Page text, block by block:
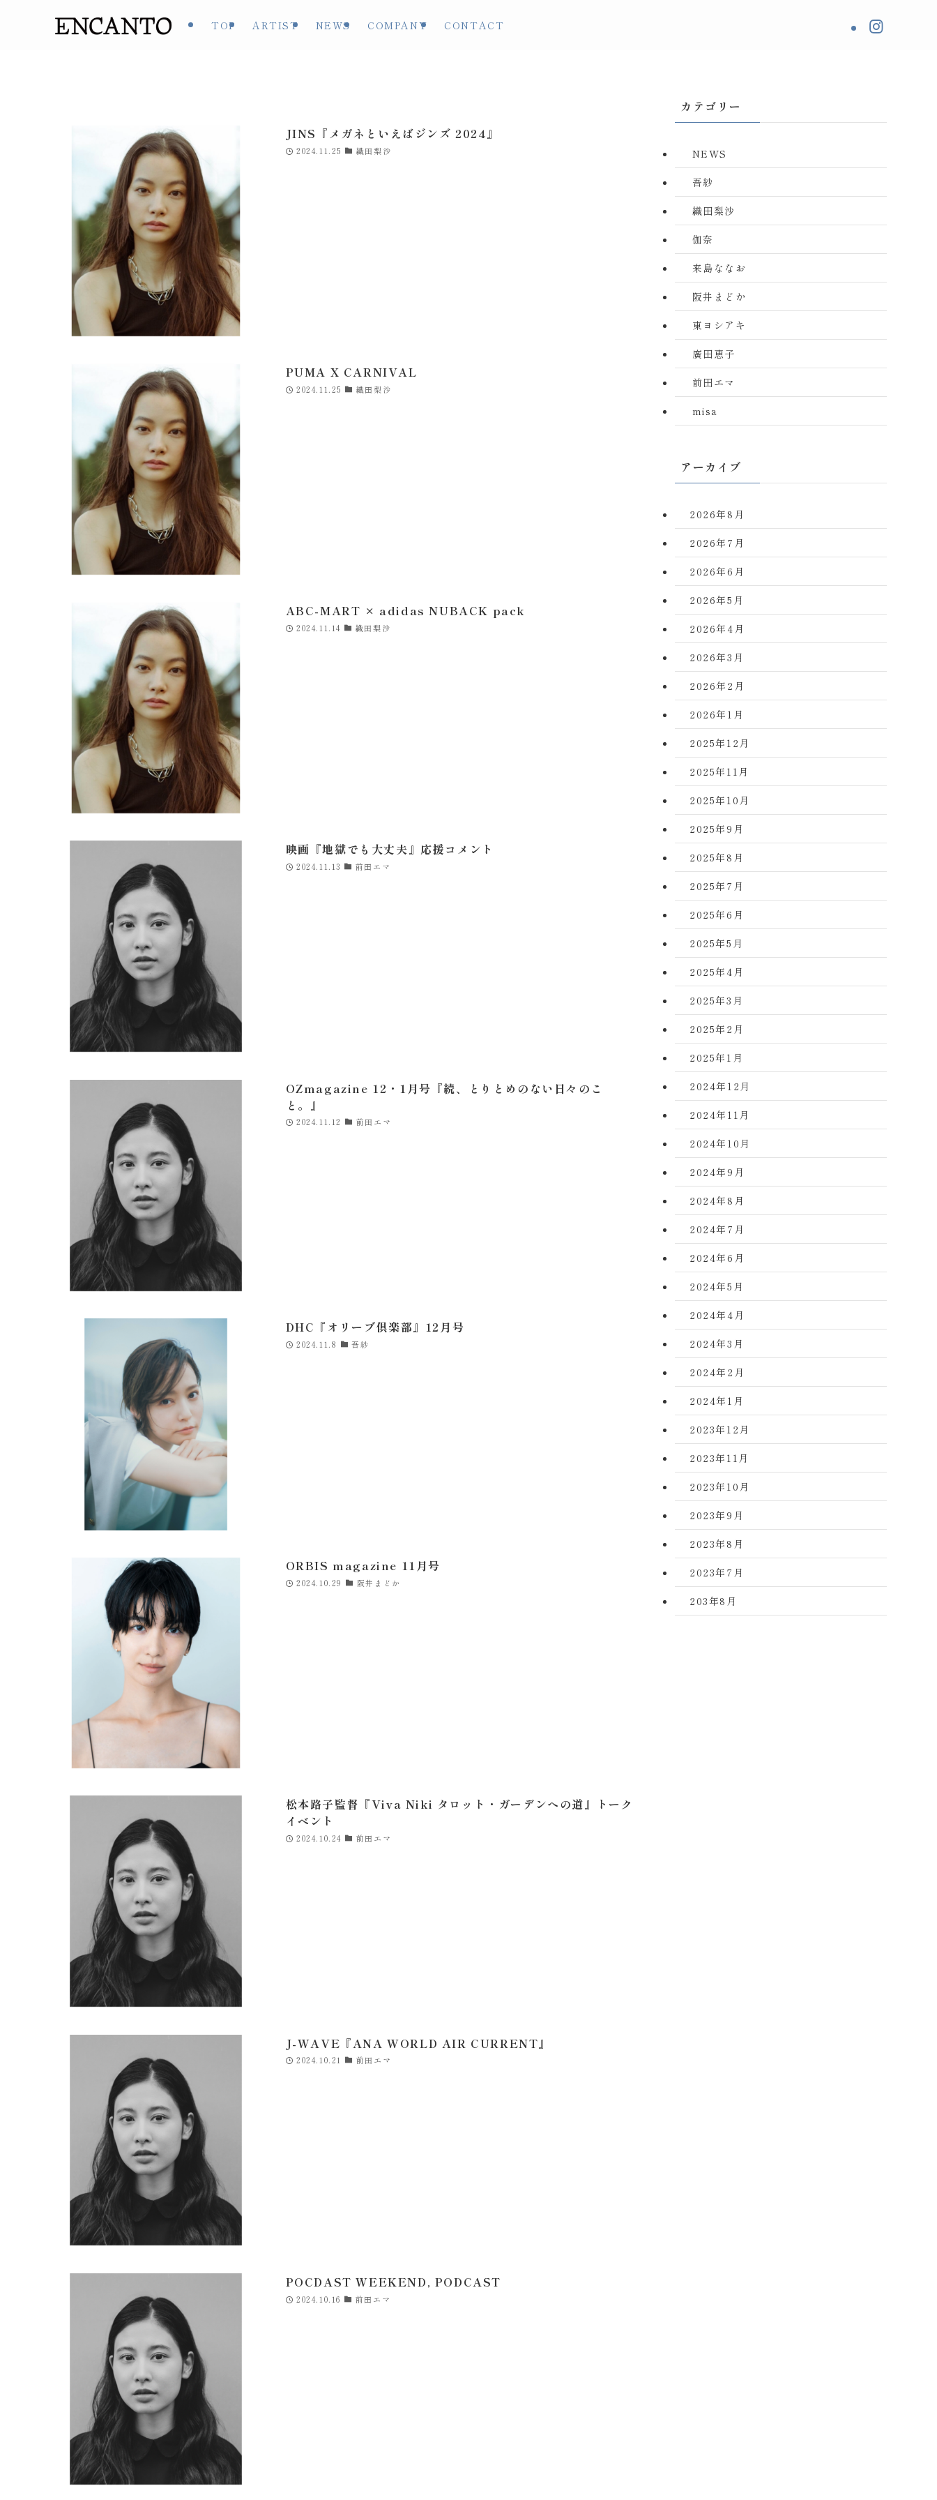
TOP ARTIST NEWS COMPANY CONTACT
JINS『メガネといえばジンズ 2024』
2024.11.25 織田梨沙
PUMA X CARNIVAL
2024.11.25 織田梨沙
ABC-MART × adidas NUBACK pack
2024.11.14 織田梨沙
映画『地獄でも大丈夫』応援コメント
2024.11.13 前田エマ
OZmagazine 12・1月号『続、とりとめのない日々のこ
と。』
2024.11.12 前田エマ
DHC『オリーブ倶楽部』12月号
2024.11.8 吾紗
ORBIS magazine 11月号
2024.10.29 阪井まどか
松本路子監督『Viva Niki タロット・ガーデンへの道』トーク
イベント
2024.10.24 前田エマ
J-WAVE『ANA WORLD AIR CURRENT』
2024.10.21 前田エマ
POCDAST WEEKEND, PODCAST
2024.10.16 前田エマ
カテゴリー
NEWS
吾紗
織田梨沙
伽奈
来島ななお
阪井まどか
東ヨシアキ
廣田恵子
前田エマ
misa
アーカイブ
2026年8月
2026年7月
2026年6月
2026年5月
2026年4月
2026年3月
2026年2月
2026年1月
2025年12月
2025年11月
2025年10月
2025年9月
2025年8月
2025年7月
2025年6月
2025年5月
2025年4月
2025年3月
2025年2月
2025年1月
2024年12月
2024年11月
2024年10月
2024年9月
2024年8月
2024年7月
2024年6月
2024年5月
2024年4月
2024年3月
2024年2月
2024年1月
2023年12月
2023年11月
2023年10月
2023年9月
2023年8月
2023年7月
203年8月